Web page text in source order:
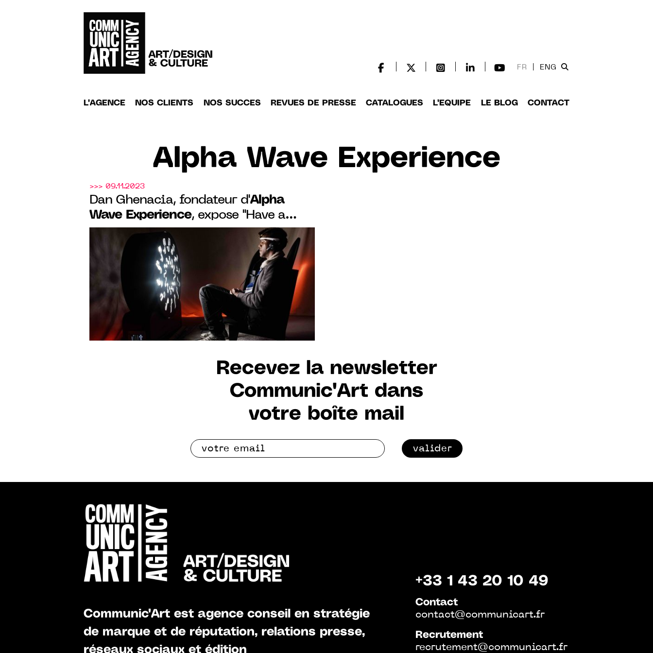
FR ENG
L'AGENCE NOS CLIENTS NOS SUCCES REVUES DE PRESSE CATALOGUES L'EQUIPE LE BLOG CONTACT
Alpha Wave Experience
>>> 09.11.2023
Dan Ghenacia, fondateur d'Alpha
Wave Experience, expose "Have a
Good Trip" à la Sobering Galerie du
16 novembre 2023 au 13 janvier
2024
Recevez la newsletter
Communic'Art dans
votre boîte mail
valider
Communic'Art est agence conseil en stratégie
de marque et de réputation, relations presse,
réseaux sociaux et édition
+33 1 43 20 10 49
Contact
contact@communicart.fr
Recrutement
recrutement@communicart.fr